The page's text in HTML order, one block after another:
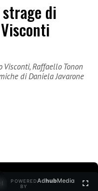
di
Raffaello Tonon
di Daniela Javarone
POWERED
BY
AdhubMedia